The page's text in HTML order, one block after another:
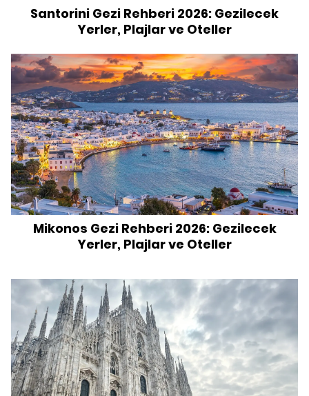
Santorini Gezi Rehberi 2026: Gezilecek
Yerler, Plajlar ve Oteller
Mikonos Gezi Rehberi 2026: Gezilecek
Yerler, Plajlar ve Oteller